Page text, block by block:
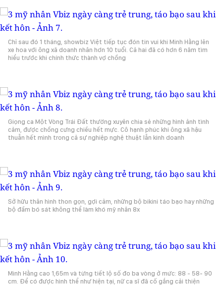
Chỉ sau đó 1 tháng, showbiz Việt tiếp tục đón tin vui khi Minh Hằng lên
xe hoa với ông xã doanh nhân hơn 10 tuổi. Cả hai đã có hơn 6 năm tìm
hiểu trước khi chính thức thành vợ chồng
Giọng ca Một Vòng Trái Đất thường xuyên chia sẻ những hình ảnh tình
cảm, được chồng cưng chiều hết mực. Cô hạnh phúc khi ông xã hậu
thuẫn hết mình trong cả sự nghiệp nghệ thuật lẫn kinh doanh
Sở hữu thân hình thon gọn, gợi cảm, những bộ bikini táo bạo hay những
bộ đầm bó sát không thể làm khó mỹ nhân 8x
Minh Hằng cao 1,65m và từng tiết lộ số đo ba vòng ở mức: 88 - 58- 90
cm. Để có được hình thể như hiện tại, nữ ca sĩ đã cố gắng cải thiện